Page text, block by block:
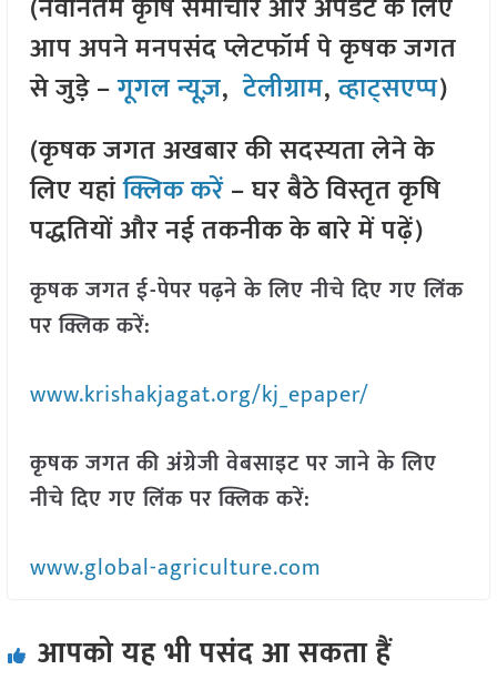
(नवीनतम कृषि समाचार और अपडेट के लिए
आप अपने मनपसंद प्लेटफॉर्म पे कृषक जगत
से जुड़े –गूगल न्यूज़,टेलीग्राम,व्हाट्सएप्प)
(कृषक जगत अखबार की सदस्यता लेने के
लिए यहांक्लिक करें– घर बैठे विस्तृत कृषि
पद्धतियों और नई तकनीक के बारे में पढ़ें)
कृषक जगत ई-पेपर पढ़ने के लिए नीचे दिए गए लिंक
पर क्लिक करें:
www.krishakjagat.org/kj_epaper/
कृषक जगत की अंग्रेजी वेबसाइट पर जाने के लिए
नीचे दिए गए लिंक पर क्लिक करें:
www.global-agriculture.com
आपको यह भी पसंद आ सकता हैं